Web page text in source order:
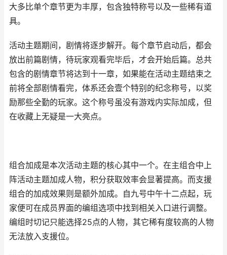
大多比单个章节更为丰厚，包含独特称号以及一些稀有道
具。
活动主题期间，剧情将逐步解开。每个章节启动后，都会
放出前篇剧情，待玩家观看完毕后，才会开始后篇。总共
包含的剧情章节将达到十一章，如果能在活动主题结束之
前将全部剧情看完，体系还会壹个特别的纪念称号，以奖
励那些全勤的玩家。这个称号虽没有游戏内实际加成，但
在收藏上无疑是一大亮点。
组合加成是本次活动主题的核心其中一个。在主组合中上
阵活动主题加成人物，积分获取效率会显著提高。而支援
组合的加成效果则是额外加成。自九号中午十二点起，玩
家便可在成员界面的编组选项中找到相关入口进行调整。
编组时切记只能选择25点的人物，其它稀有度较高的人物
无法放入支援位。